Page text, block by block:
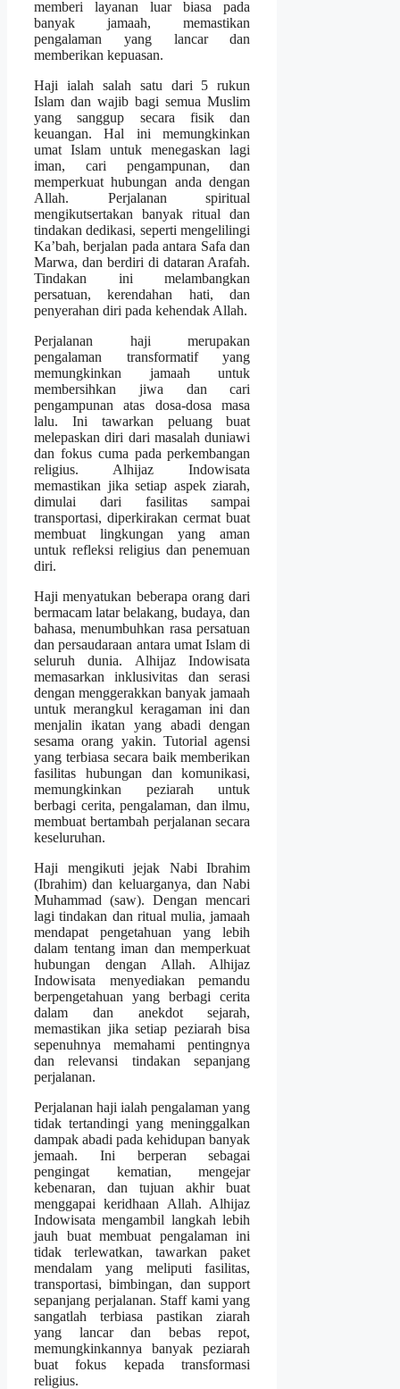
memberi layanan luar biasa pada
banyak jamaah, memastikan
pengalaman yang lancar dan
memberikan kepuasan.
Haji ialah salah satu dari 5 rukun
Islam dan wajib bagi semua Muslim
yang sanggup secara fisik dan
keuangan. Hal ini memungkinkan
umat Islam untuk menegaskan lagi
iman, cari pengampunan, dan
memperkuat hubungan anda dengan
Allah. Perjalanan spiritual
mengikutsertakan banyak ritual dan
tindakan dedikasi, seperti mengelilingi
Ka’bah, berjalan pada antara Safa dan
Marwa, dan berdiri di dataran Arafah.
Tindakan ini melambangkan
persatuan, kerendahan hati, dan
penyerahan diri pada kehendak Allah.
Perjalanan haji merupakan
pengalaman transformatif yang
memungkinkan jamaah untuk
membersihkan jiwa dan cari
pengampunan atas dosa-dosa masa
lalu. Ini tawarkan peluang buat
melepaskan diri dari masalah duniawi
dan fokus cuma pada perkembangan
religius. Alhijaz Indowisata
memastikan jika setiap aspek ziarah,
dimulai dari fasilitas sampai
transportasi, diperkirakan cermat buat
membuat lingkungan yang aman
untuk refleksi religius dan penemuan
diri.
Haji menyatukan beberapa orang dari
bermacam latar belakang, budaya, dan
bahasa, menumbuhkan rasa persatuan
dan persaudaraan antara umat Islam di
seluruh dunia. Alhijaz Indowisata
memasarkan inklusivitas dan serasi
dengan menggerakkan banyak jamaah
untuk merangkul keragaman ini dan
menjalin ikatan yang abadi dengan
sesama orang yakin. Tutorial agensi
yang terbiasa secara baik memberikan
fasilitas hubungan dan komunikasi,
memungkinkan peziarah untuk
berbagi cerita, pengalaman, dan ilmu,
membuat bertambah perjalanan secara
keseluruhan.
Haji mengikuti jejak Nabi Ibrahim
(Ibrahim) dan keluarganya, dan Nabi
Muhammad (saw). Dengan mencari
lagi tindakan dan ritual mulia, jamaah
mendapat pengetahuan yang lebih
dalam tentang iman dan memperkuat
hubungan dengan Allah. Alhijaz
Indowisata menyediakan pemandu
berpengetahuan yang berbagi cerita
dalam dan anekdot sejarah,
memastikan jika setiap peziarah bisa
sepenuhnya memahami pentingnya
dan relevansi tindakan sepanjang
perjalanan.
Perjalanan haji ialah pengalaman yang
tidak tertandingi yang meninggalkan
dampak abadi pada kehidupan banyak
jemaah. Ini berperan sebagai
pengingat kematian, mengejar
kebenaran, dan tujuan akhir buat
menggapai keridhaan Allah. Alhijaz
Indowisata mengambil langkah lebih
jauh buat membuat pengalaman ini
tidak terlewatkan, tawarkan paket
mendalam yang meliputi fasilitas,
transportasi, bimbingan, dan support
sepanjang perjalanan. Staff kami yang
sangatlah terbiasa pastikan ziarah
yang lancar dan bebas repot,
memungkinkannya banyak peziarah
buat fokus kepada transformasi
religius.